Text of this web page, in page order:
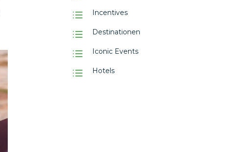
Incentives
Destinationen
Iconic Events
Hotels